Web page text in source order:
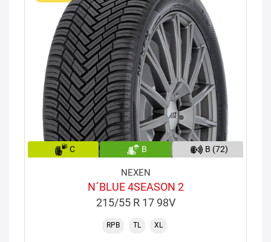
C B B (72)
NEXEN
N´BLUE 4SEASON 2
215/55 R 17 98V
RPB TL XL